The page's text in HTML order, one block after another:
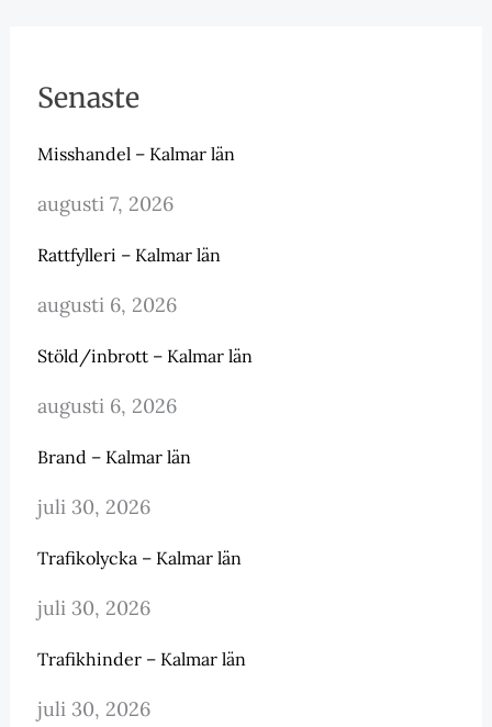
Senaste
Misshandel – Kalmar län
augusti 7, 2026
Rattfylleri – Kalmar län
augusti 6, 2026
Stöld/inbrott – Kalmar län
augusti 6, 2026
Brand – Kalmar län
juli 30, 2026
Trafikolycka – Kalmar län
juli 30, 2026
Trafikhinder – Kalmar län
juli 30, 2026